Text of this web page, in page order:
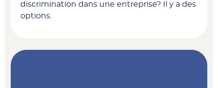
discrimination dans une entreprise? Il y a des
options.